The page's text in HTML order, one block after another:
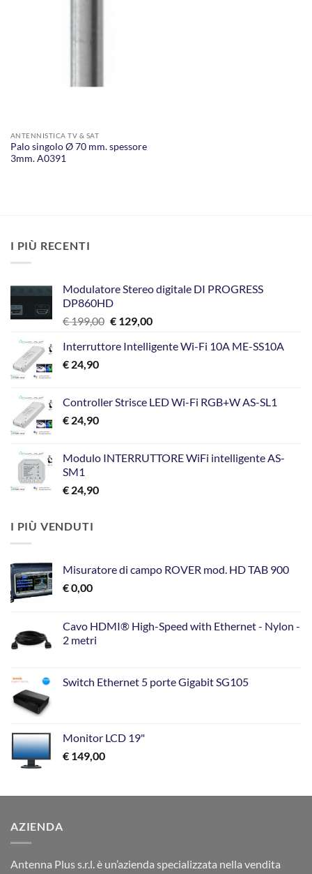
ANTENNISTICA TV & SAT
Palo singolo Ø 70 mm. spessore
3mm. A0391
I PIÙ RECENTI
Modulatore Stereo digitale DI PROGRESS
DP860HD
€199,00 Il
originale
€129,00Il
attuale
Interruttore Intelligente Wi-Fi 10A ME-SS10A
€ 24,90
Controller Strisce LED Wi-Fi RGB+W AS-SL1
€ 24,90
Modulo INTERRUTTORE WiFi intelligente AS-
SM1
€ 24,90
I PIÙ VENDUTI
Misuratore di campo ROVER mod. HD TAB 900
€0,00
Cavo HDMI® High-Speed with Ethernet - Nylon -
2 metri
Switch Ethernet 5 porte Gigabit SG105
Monitor LCD 19"
€ 149,00
AZIENDA
Antenna Plus s.r.l. è un’azienda specializzata nella vendita